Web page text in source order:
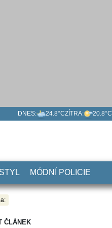
DNES: 24.8°CZÍTRA: 20.8°C
MÓDNÍ POLICIE
ČLÁNEK